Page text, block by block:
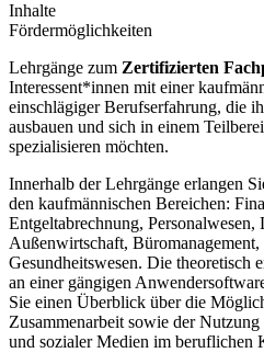
Inhalte
Fördermöglichkeiten
Lehrgänge zum Zertifizierten
Interessent*innen mit einer
einschlägiger Berufserfahrung, die
ausbauen und sich in einem
spezialisieren möchten.
Innerhalb der Lehrgänge erlangen
den kaufmännischen Bereichen:
Entgeltabrechnung,
Außenwirtschaft,
Gesundheitswesen. Die theoretisch
an einer gängigen
Sie einen Überblick über die
Zusammenarbeit sowie der
und sozialer Medien im beruflichen